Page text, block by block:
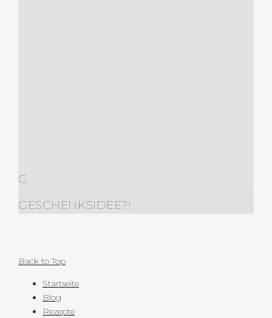
G
GESCHENKSIDEE?!
Back to Top
Startseite
Blog
Rezepte